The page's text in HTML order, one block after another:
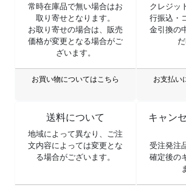
常時在庫品で無い場合はお
取り寄せとなります。
お取り寄せの場合は、販売
価格が変更となる場合がご
ざいます。
お買い物についてはこちら
クレジッ
行振込・
金引換の
お支払い
送料について
地域によって異なり、ご注
文内容によっては変更とな
る場合がございます。
キャン
受注発注
確定後の